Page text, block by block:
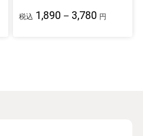
税込 1,890－3,780 円